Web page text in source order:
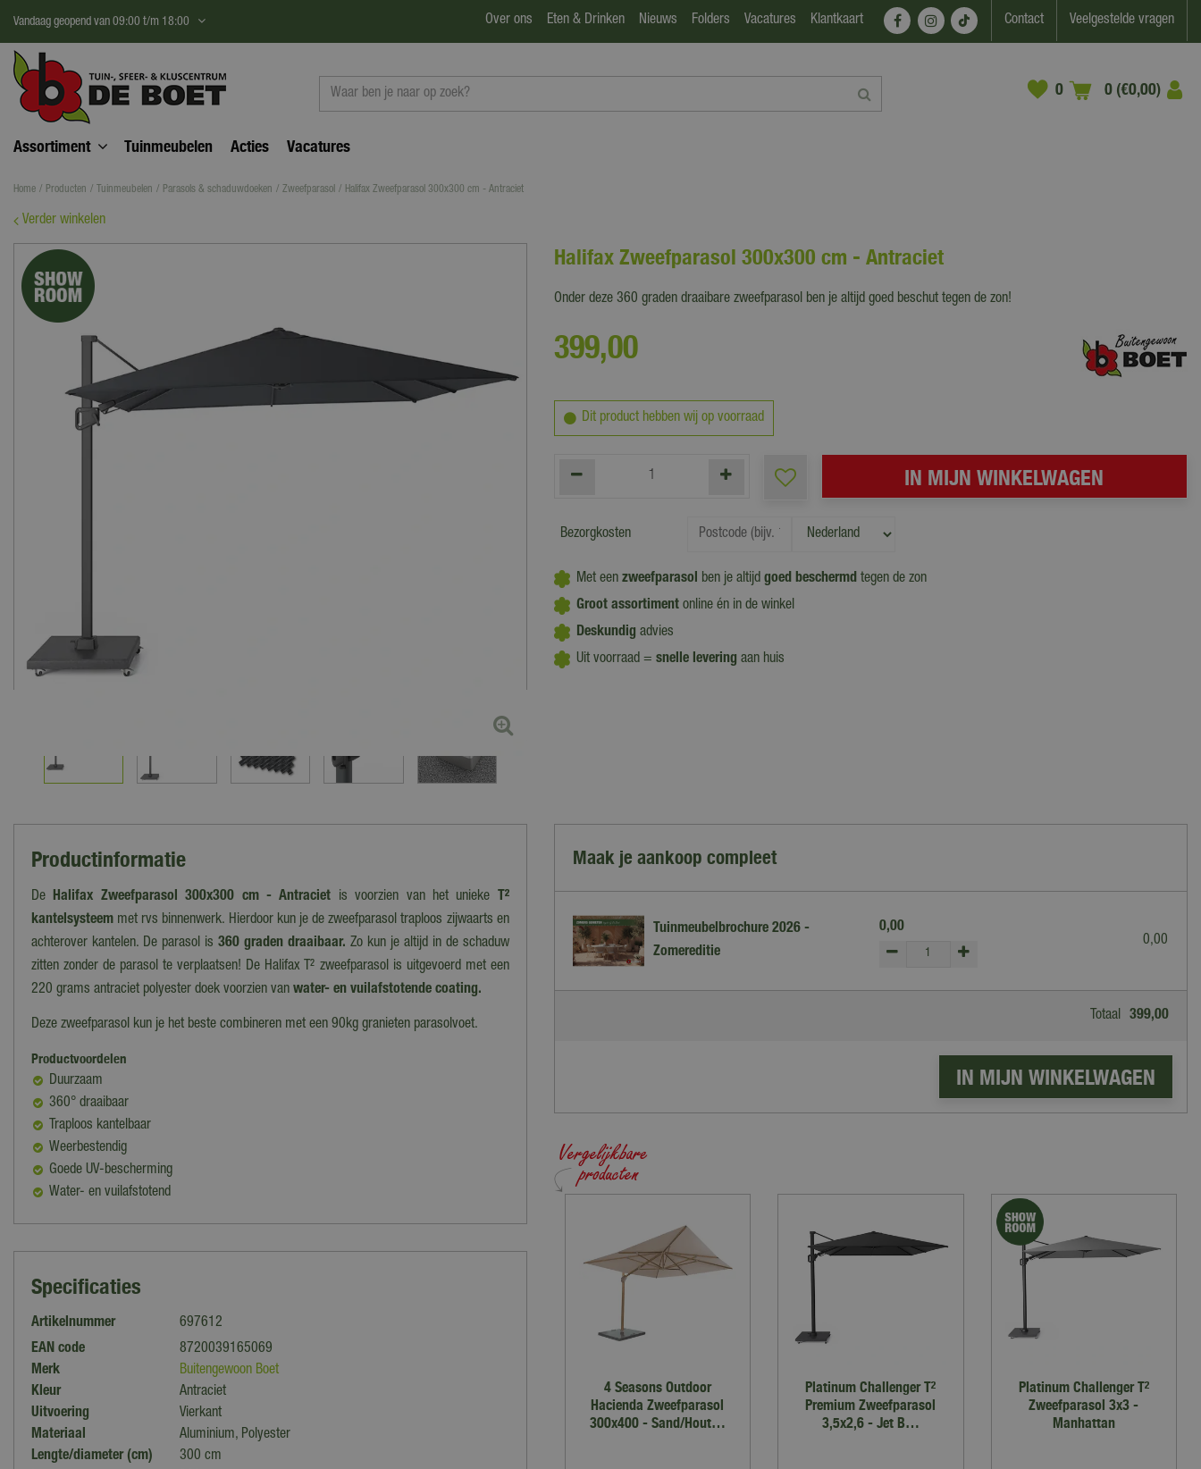
content
Home Producten Tuinmeubelen Parasols & schaduwdoeken Zweefparasol Halifax Zweefparasol 300x300 cm - Antraciet
Vandaag geopend van 09:00 t/m 18:00 Over ons Eten & Drinken Nieuws Folders Vacatures Klantkaart Contact Veelgestelde vragen
0 (€0,00)
Assortiment Tuinmeubelen Acties Vacatures
Verder winkelen
Halifax Zweefparasol 300x300 cm - Antraciet
Onder deze 360 graden draaibare zweefparasol ben je altijd goed beschut tegen de zon!
399,00
Dit product hebben wij op voorraad
Bezorgkosten
Met een zweefparasol ben je altijd goed beschermdtegen de zon
Groot assortimentonline én in de winkel
Deskundig advies
Uit voorraad = snelle levering aan huis
Productinformatie
De Halifax Zweefparasol 300x300 cm - Antraciet is voorzien van het unieke
T²
kantelsysteem met rvs binnenwerk. Hierdoor kun je de zweefparasol traploos zijwaarts en
achterover kantelen. De parasol is 360 graden draaibaar. Zo kun je altijd in de schaduw
zitten zonder de parasol te verplaatsen! De Halifax T² zweefparasol is uitgevoerd met een
220 grams antraciet polyester doek voorzien van water- en vuilafstotende coating.
Deze zweefparasol kun je het beste combineren met een 90kg granieten parasolvoet.
Productvoordelen
Duurzaam
360° draaibaar
Traploos kantelbaar
Weerbestendig
Goede UV-bescherming
Water- en vuilafstotend
Specificaties
Artikelnummer
697612
EAN code
8720039165069
Merk
Buitengewoon Boet
Kleur
Antraciet
Uitvoering
Vierkant
Materiaal
Aluminium, Polyester
Lengte/diameter (cm)
300 cm
Maak je aankoop compleet
Tuinmeubelbrochure 2026 -
Zomereditie
0,00
0,00
Totaal 399,00
4 Seasons Outdoor
Hacienda Zweefparasol
300x400 - Sand/Hout…
Platinum Challenger T²
Premium Zweefparasol
3,5x2,6 - Jet B…
Platinum Challenger T²
Zweefparasol 3x3 -
Manhattan